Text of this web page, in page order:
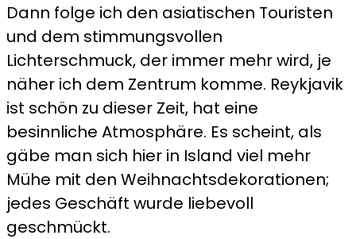
Dann folge ich den asiatischen Touristen
und dem stimmungsvollen
Lichterschmuck, der immer mehr wird, je
näher ich dem Zentrum komme. Reykjavik
ist schön zu dieser Zeit, hat eine
besinnliche Atmosphäre. Es scheint, als
gäbe man sich hier in Island viel mehr
Mühe mit den Weihnachtsdekorationen;
jedes Geschäft wurde liebevoll
geschmückt.